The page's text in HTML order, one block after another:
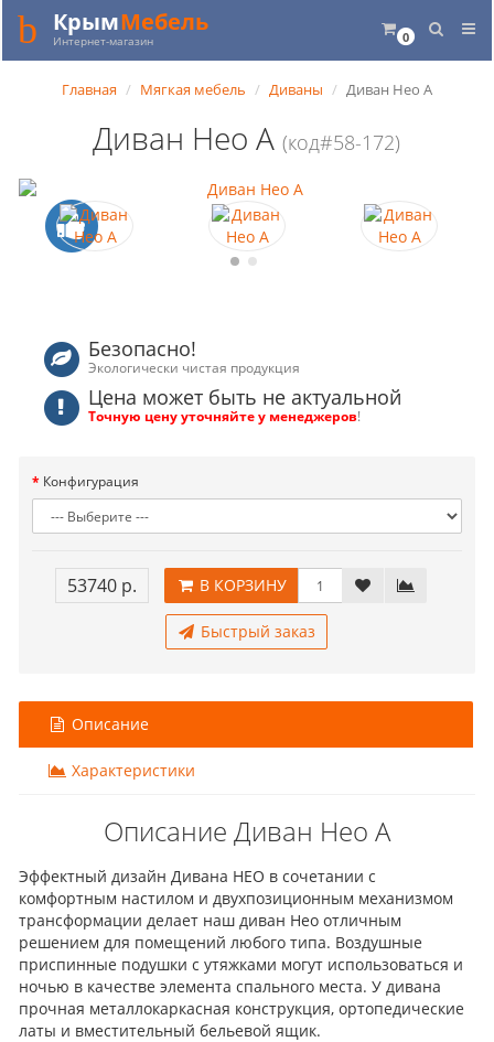
0
КрымМебель
Интернет-магазин
Главная Мягкая мебель Диваны Диван Нео А
Диван Нео А(код#58-172)
Безопасно!
Экологически чистая продукция
Цена может быть не актуальной
Точную цену уточняйте у менеджеров!
Конфигурация
53740 р. В КОРЗИНУ
Быстрый заказ
Описание
Характеристики
Описание Диван Нео А
Эффектный дизайн Дивана НЕО в сочетании с
комфортным настилом и двухпозиционным механизмом
трансформации делает наш диван Нео отличным
решением для помещений любого типа. Воздушные
приспинные подушки с утяжками могут использоваться и
ночью в качестве элемента спального места. У дивана
прочная металлокаркасная конструкция, ортопедические
латы и вместительный бельевой ящик.